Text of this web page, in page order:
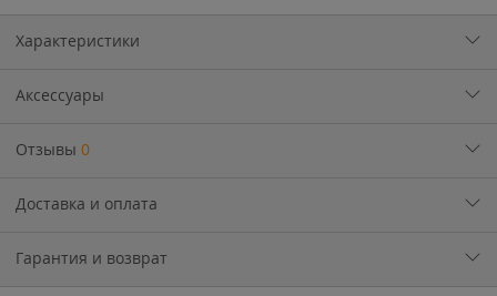
Характеристики
Аксессуары
Отзывы 0
Доставка и оплата
Гарантия и возврат